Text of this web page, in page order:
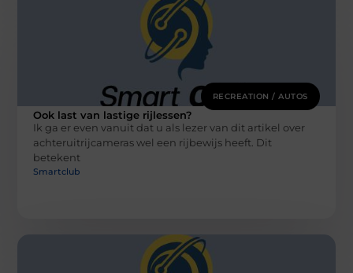
RECREATION / AUTOS
Ook last van lastige rijlessen?
Ik ga er even vanuit dat u als lezer van dit artikel over
achteruitrijcameras wel een rijbewijs heeft. Dit
betekent
Smartclub